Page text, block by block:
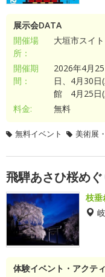
展示会DATA
開催場
所：
大垣市スイ
開催期
間：
2026年4月
日、4月30
館 4月25日(
料金:
無料
無料イベント 美術展
飛騨あさひ桜めぐ
枝垂
体験イベント・アクテ